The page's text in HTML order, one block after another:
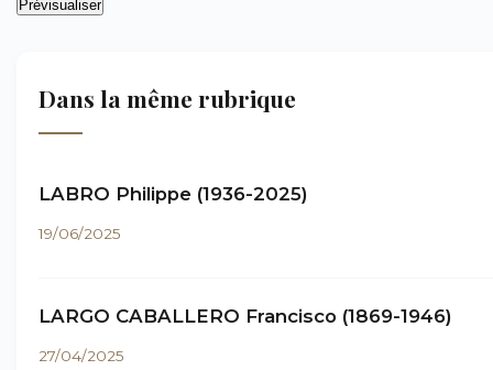
Dans la même rubrique
LABRO Philippe (1936-2025)
19/06/2025
LARGO CABALLERO Francisco (1869-1946)
27/04/2025